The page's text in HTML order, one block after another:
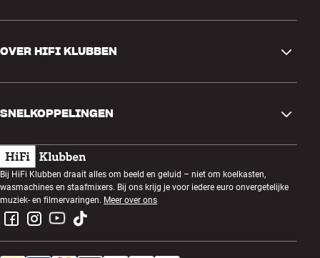
Ruilen en retourneren
Bestelling herroepen
Algemene voorwaarden
Privacybeleid
OVER HIFI KLUBBEN
Klantenclub
Luisteravond
Prijsvragen
Werken bij HiFi Klubben
SNELKOPPELINGEN
Cadeaubonnen
Bouwen met geluid
Montage en installatie
Bij HiFi Klubben draait alles om beeld en geluid – niet om koelkasten,
wasmachines en staafmixers. Bij ons krijg je voor iedere euro onvergetelijke
muziek- en filmervaringen. Meer over ons